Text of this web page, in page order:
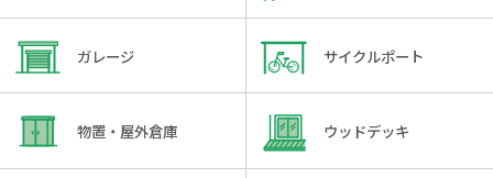
ガレージ サイクルポート
物置・屋外倉庫 ウッドデッキ